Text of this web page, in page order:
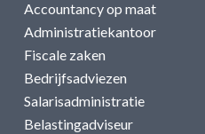
Accountancy op maat
Administratiekantoor
Fiscale zaken
Bedrijfsadviezen
Salarisadministratie
Belastingadviseur